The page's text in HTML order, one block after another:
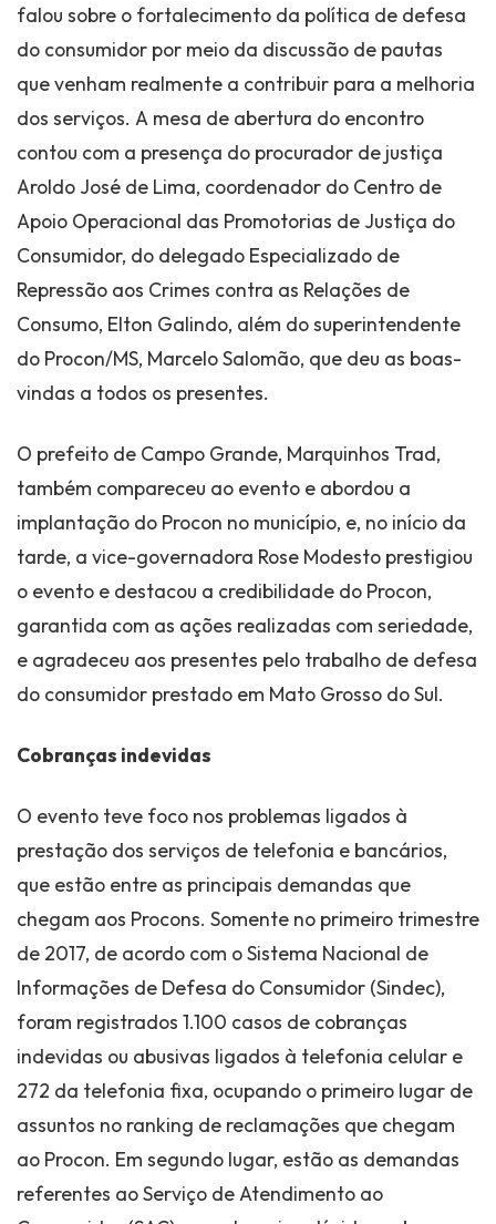
falou sobre o fortalecimento da política de defesa
do consumidor por meio da discussão de pautas
que venham realmente a contribuir para a melhoria
dos serviços. A mesa de abertura do encontro
contou com a presença do procurador de justiça
Aroldo José de Lima, coordenador do Centro de
Apoio Operacional das Promotorias de Justiça do
Consumidor, do delegado Especializado de
Repressão aos Crimes contra as Relações de
Consumo, Elton Galindo, além do superintendente
do Procon/MS, Marcelo Salomão, que deu as boas-
vindas a todos os presentes.
O prefeito de Campo Grande, Marquinhos Trad,
também compareceu ao evento e abordou a
implantação do Procon no município, e, no início da
tarde, a vice-governadora Rose Modesto prestigiou
o evento e destacou a credibilidade do Procon,
garantida com as ações realizadas com seriedade,
e agradeceu aos presentes pelo trabalho de defesa
do consumidor prestado em Mato Grosso do Sul.
Cobranças indevidas
O evento teve foco nos problemas ligados à
prestação dos serviços de telefonia e bancários,
que estão entre as principais demandas que
chegam aos Procons. Somente no primeiro trimestre
de 2017, de acordo com o Sistema Nacional de
Informações de Defesa do Consumidor (Sindec),
foram registrados 1.100 casos de cobranças
indevidas ou abusivas ligados à telefonia celular e
272 da telefonia fixa, ocupando o primeiro lugar de
assuntos no ranking de reclamações que chegam
ao Procon. Em segundo lugar, estão as demandas
referentes ao Serviço de Atendimento ao